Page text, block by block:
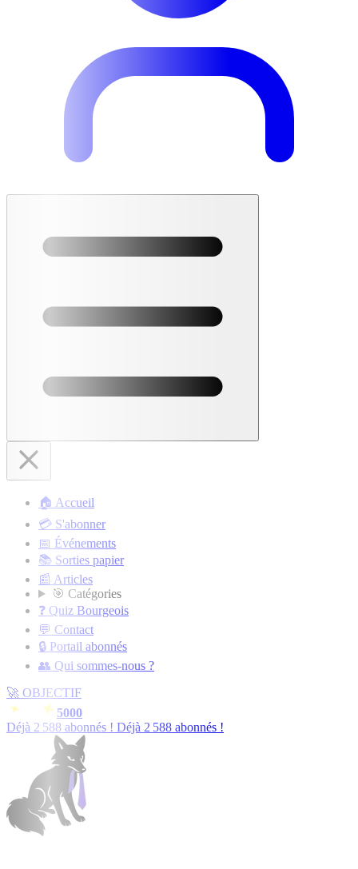
🏠 Accueil
💳 S'abonner
📅 Événements
📚 Sorties papier
📰 Articles
🎯 Catégories
❓ Quiz Bourgeois
💬 Contact
🔒 Portail abonnés
👥 Qui sommes-nous ?
🚀 OBJECTIF
5000
Déjà 2 589 abonnés ! Déjà 2 589 abonnés !